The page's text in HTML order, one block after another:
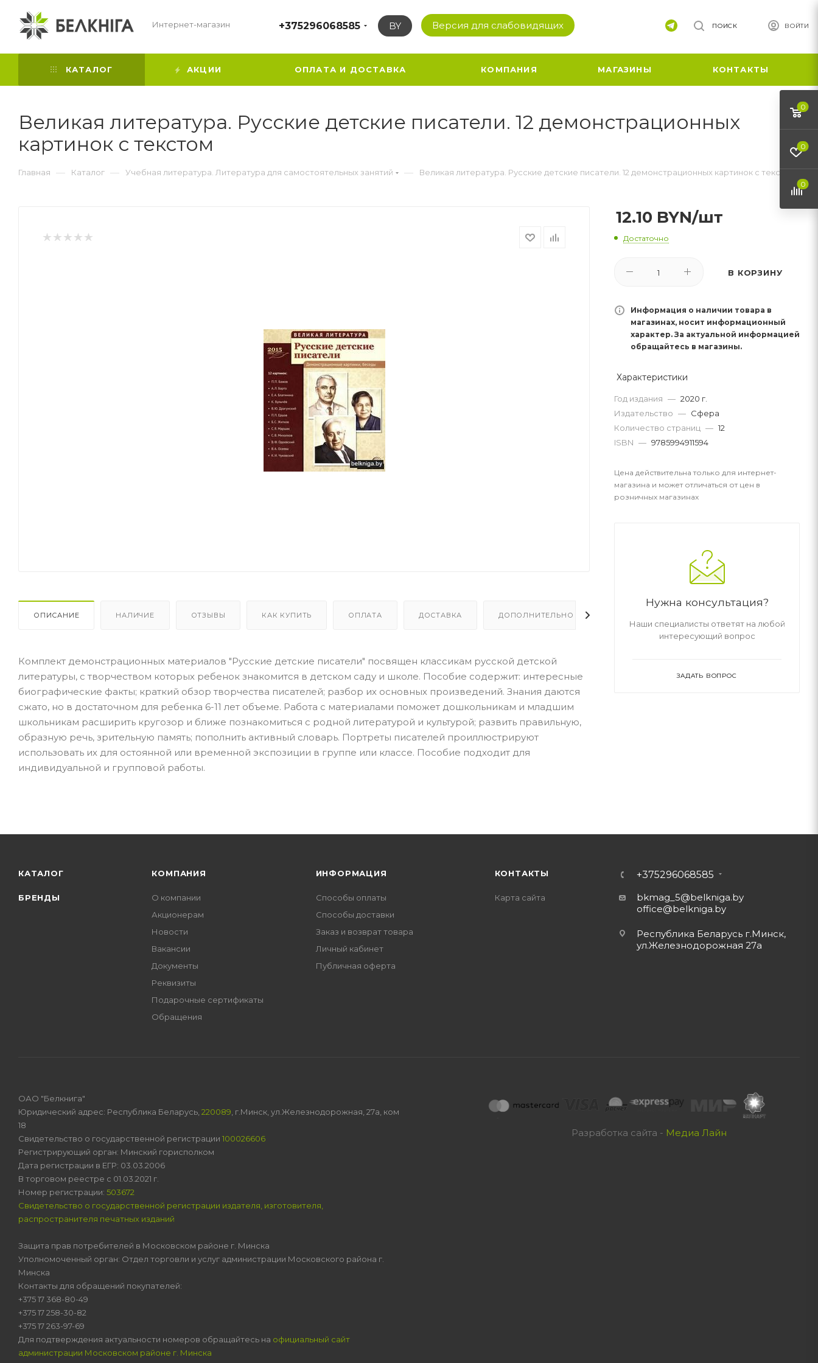
Интернет-магазин +375296068585 BY Версия для слабовидящих ВОЙТИ
ПОИСК
КАТАЛОГ АКЦИИ ОПЛАТА И ДОСТАВКА КОМПАНИЯ МАГАЗИНЫ КОНТАКТЫ
Великая литература. Русские детские писатели. 12 демонстрационных
картинок с текстом
Главная — Каталог — Учебная литература. Литература для самостоятельных занятий — Великая литература. Русские детские писатели. 12 демонстрационных картинок с текстом
ОПИСАНИЕ НАЛИЧИЕ ОТЗЫВЫ КАК КУПИТЬ ОПЛАТА ДОСТАВКА ДОПОЛНИТЕЛЬНО
Комплект демонстрационных материа­лов "Русские детские писатели" посвящен классикам русской детской
литературы, с творчеством которых ребенок знакомит­ся в детском саду и школе. Пособие содержит: интересные
биографические факты; краткий обзор творчества писателей; разбор их основных произведений. Знания даются
сжато, но в достаточном для ребенка 6-11 лет объеме. Работа с материалами поможет дошкольникам и младшим
школьникам расширить кругозор и ближе познакомиться с родной литературой и культурой; развить правильную,
образную речь, зрительную память; пополнить активный словарь. Портреты писателей проиллюстрируют
использовать их для остоянной или временной экспозиции в группе или классе. Пособие подходит для
индивидуальной и групповой работы.
12.10 BYN/шт
Достаточно
В КОРЗИНУ
Информация о наличии товара в
магазинах, носит информационный
характер. За актуальной информацией
обращайтесь в магазины.
Характеристики
Год издания — 2020 г.
Издательство — Сфера
Количество страниц — 12
ISBN — 9785994911594
Цена действительна только для интернет-
магазина и может отличаться от цен в
розничных магазинах
Нужна консультация?
Наши специалисты ответят на любой
интересующий вопрос
ЗАДАТЬ ВОПРОС
КАТАЛОГ
БРЕНДЫ
КОМПАНИЯ
О компании
Акционерам
Новости
Вакансии
Документы
Реквизиты
Подарочные сертификаты
Обращения
ИНФОРМАЦИЯ
Способы оплаты
Способы доставки
Заказ и возврат товара
Личный кабинет
Публичная оферта
КОНТАКТЫ
Карта сайта
+375296068585
bkmag_5@belkniga.by
office@belkniga.by
Республика Беларусь г.Минск,
ул.Железнодорожная 27а
Разработка сайта - Медиа Лайн
ОАО "Белкнига"
Юридический адрес: Республика Беларусь, 220089 , г.Минск, ул.Железнодорожная, 27а, ком
18
Свидетельство о государственной регистрации 100026606
Регистрирующий орган: Минский горисполком
Дата регистрации в ЕГР: 03.03.2006
В торговом реестре с 01.03.2021 г.
Номер регистрации: 503672
Свидетельство о государственной регистрации издателя, изготовителя,
распространителя печатных изданий
Защита прав потребителей в Московском районе г. Минска
Уполномоченный орган: Отдел торговли и услуг администрации Московского района г.
Минска
Контакты для обращений покупателей:
+375 17 368-80-49
+375 17 258-30-82
+375 17 263-97-69
Для подтверждения актуальности номеров обращайтесь на официальный сайт
администрации Московском районе г. Минска
0
0
0